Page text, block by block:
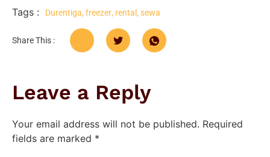
Tags : Durentiga, freezer, rental , sewa
Share This :
Leave a Reply
Your email address will not be published. Required
fields are marked *